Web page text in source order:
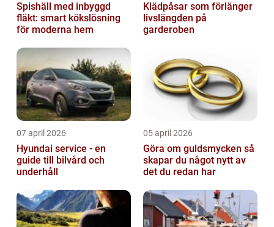
Spishäll med inbyggd
fläkt: smart kökslösning
för moderna hem
Klädpåsar som förlänger
livslängden på
garderoben
07 april 2026
Hyundai service - en
guide till bilvård och
underhåll
05 april 2026
Göra om guldsmycken så
skapar du något nytt av
det du redan har